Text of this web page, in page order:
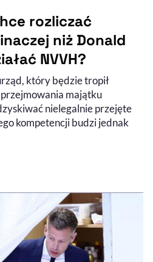
rozliczać
niż Donald
NVVH?
który będzie tropił
majątku
nielegalnie przejęte
kompetencji budzi jednak